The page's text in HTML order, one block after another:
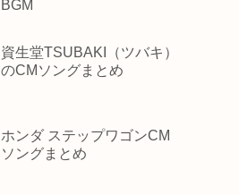
BGM
資生堂TSUBAKI（ツバキ）
のCMソングまとめ
ホンダ ステップワゴンCM
ソングまとめ